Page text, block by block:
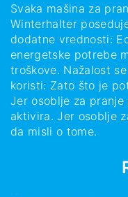
Svaka mašina za
Winterhalter
dodatne vrednosti:
energetske potrebe
troškove. Nažalost
koristi: Zato što je
Jer osoblje za pranje
aktivira. Jer osoblje
da misli o tome.